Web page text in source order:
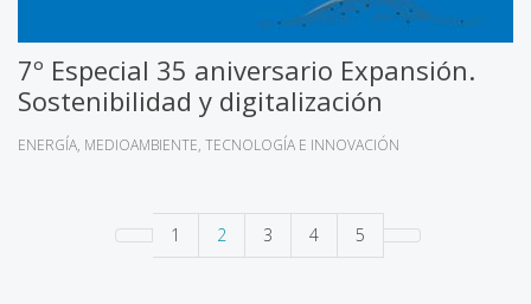
7º Especial 35 aniversario Expansión.
Sostenibilidad y digitalización
ENERGÍA MEDIOAMBIENTE TECNOLOGÍA E INNOVACIÓN
1 2 3 4 5